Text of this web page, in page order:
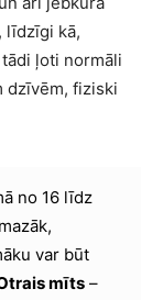
līdzīgi kā,
ļoti normāli
dzīvēm, fiziski
no 16 līdz
var būt
mīts –